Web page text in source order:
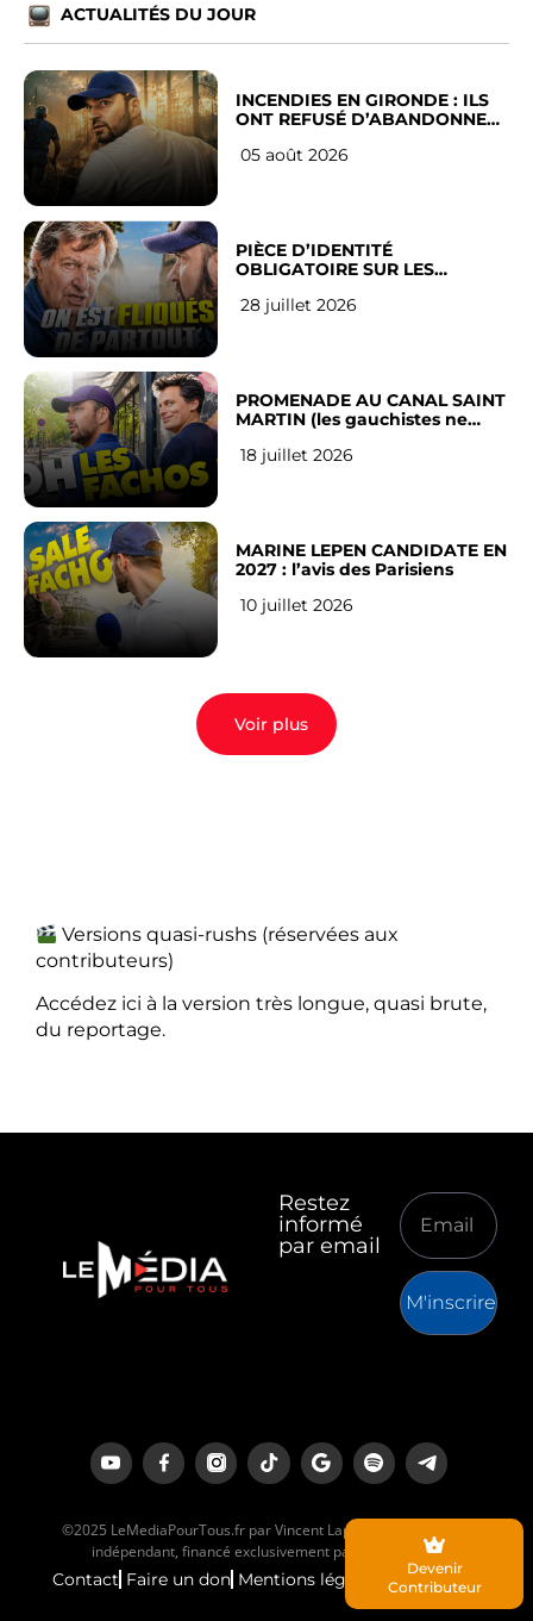
ACTUALITÉS DU JOUR
INCENDIES EN GIRONDE : ILS
ONT REFUSÉ D’ABANDONNER
05 août 2026
PIÈCE D’IDENTITÉ
OBLIGATOIRE SUR LES
Français
28 juillet 2026
PROMENADE AU CANAL SAINT
MARTIN (les gauchistes ne
18 juillet 2026
MARINE LEPEN CANDIDATE EN
2027 : l’avis des Parisiens
10 juillet 2026
Voir plus
Versions quasi-rushs (réservées aux
contributeurs)
Accédez ici à la version très longue, quasi brute,
du reportage.
Restez
informé
par email
M'inscrire
©2025 LeMediaPourTous.fr par Vincent Lapierre est un média
indépendant, financé exclusivement par ses lecteurs.
Contact Faire un don Mentions légales
Devenir
Contributeur